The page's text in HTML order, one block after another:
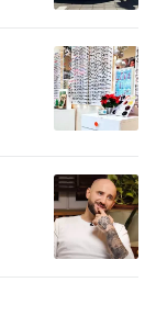
na Sumy